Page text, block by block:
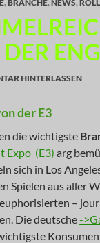
,BRANCHE,NEWS,
HINTERLASSEN
der E3
die wichtigste
Expo (E3) arg
sich in Los
Spielen aus aller
–
Die deutsche-